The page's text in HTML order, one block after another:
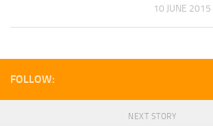
10 JUNE 2015
FOLLOW:
NEXT STORY